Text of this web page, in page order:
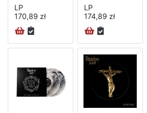
LP
170,89 zł
LP
174,89 zł